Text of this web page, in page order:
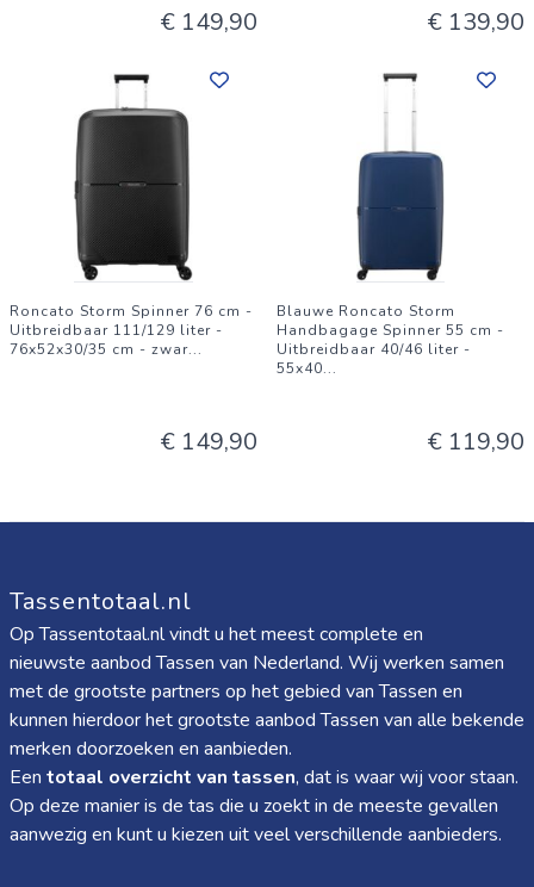
€ 149,90 € 139,90
Roncato Storm Spinner 76 cm -
Uitbreidbaar 111/129 liter -
76x52x30/35 cm - zwar...
€ 149,90
Blauwe Roncato Storm
Handbagage Spinner 55 cm -
Uitbreidbaar 40/46 liter -
55x40...
€ 119,90
Tassentotaal.nl
Op Tassentotaal.nl vindt u het meest complete en
nieuwste aanbod Tassen van Nederland. Wij werken samen
met de grootste partners op het gebied van Tassen en
kunnen hierdoor het grootste aanbod Tassen van alle bekende
merken doorzoeken en aanbieden.
Een totaal overzicht van tassen, dat is waar wij voor staan.
Op deze manier is de tas die u zoekt in de meeste gevallen
aanwezig en kunt u kiezen uit veel verschillende aanbieders.